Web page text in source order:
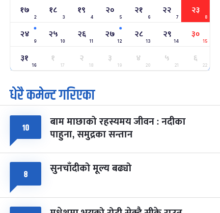
अन्तराष्ट्रिय नारी दिवस ७ महिना बाँकी
२५
मंगल
ग्याल्पो ल्होसार
फाल्गुन २५, २०८३ Mar 9, 2027
७
आइत
पूर्णिमा व्रत
चैत्र ७, २०८३-Mar 21, 2027
८
सोम
फागुपूर्णिमा
चैत्र ८, २०८३- Mar 22, 2027
७ महिना बाँकी
१७
2
१८
3
१९
4
२०
5
२१
6
२२
7
२३
8
२४
9
२५
10
२६
11
२७
12
२८
13
२९
14
३०
15
३१
16
१
17
२
18
३
19
४
20
५
21
६
22
धेरै कमेन्ट गरिएका
१० बाम माछाको रहस्यमय जीवन : नदीका
पाहुना, समुद्रका सन्तान
८ सुनचाँदीको मूल्य बढ्यो